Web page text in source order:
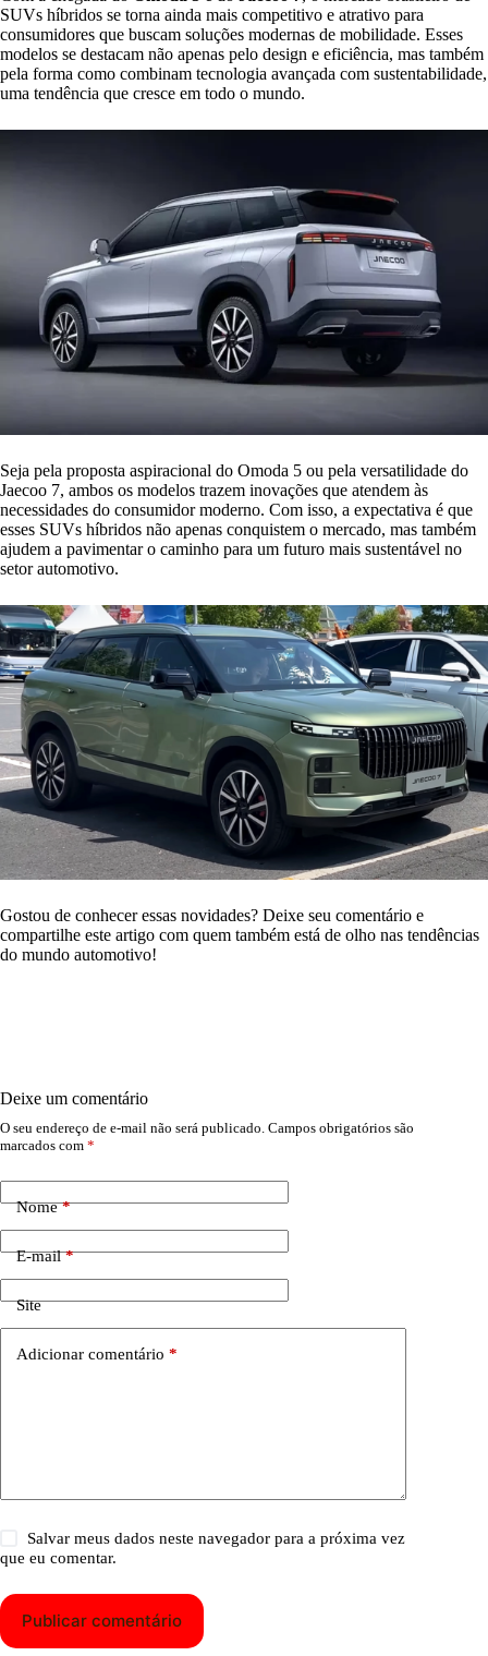
SUVs híbridos se torna ainda mais competitivo e atrativo para
consumidores que buscam soluções modernas de mobilidade. Esses
modelos se destacam não apenas pelo design e eficiência, mas também
pela forma como combinam tecnologia avançada com sustentabilidade,
uma tendência que cresce em todo o mundo.
Seja pela proposta aspiracional do Omoda 5 ou pela versatilidade do
Jaecoo 7, ambos os modelos trazem inovações que atendem às
necessidades do consumidor moderno. Com isso, a expectativa é que
esses SUVs híbridos não apenas conquistem o mercado, mas também
ajudem a pavimentar o caminho para um futuro mais sustentável no
setor automotivo.
Gostou de conhecer essas novidades? Deixe seu comentário e
compartilhe este artigo com quem também está de olho nas tendências
do mundo automotivo!
Deixe um comentário
O seu endereço de e-mail não será publicado. Campos obrigatórios são
marcados com *
Nome*
E-mail*
Site
Adicionar comentário *
Salvar meus dados neste navegador para a próxima vez
que eu comentar.
Publicar comentário